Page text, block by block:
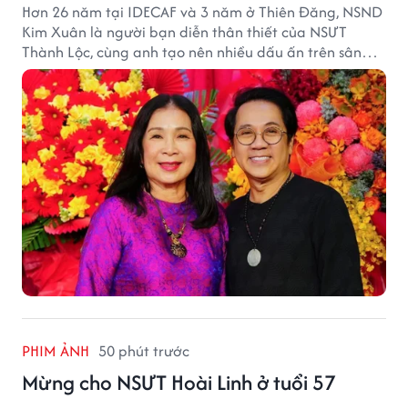
Hơn 26 năm tại IDECAF và 3 năm ở Thiên Đăng, NSND
Kim Xuân là người bạn diễn thân thiết của NSƯT
Thành Lộc, cùng anh tạo nên nhiều dấu ấn trên sân
khấu.
PHIM ẢNH 50 phút trước
Mừng cho NSƯT Hoài Linh ở tuổi 57